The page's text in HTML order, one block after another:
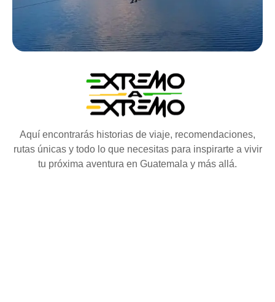
Aquí encontrarás historias de viaje, recomendaciones,
rutas únicas y todo lo que necesitas para inspirarte a vivir
tu próxima aventura en Guatemala y más allá.